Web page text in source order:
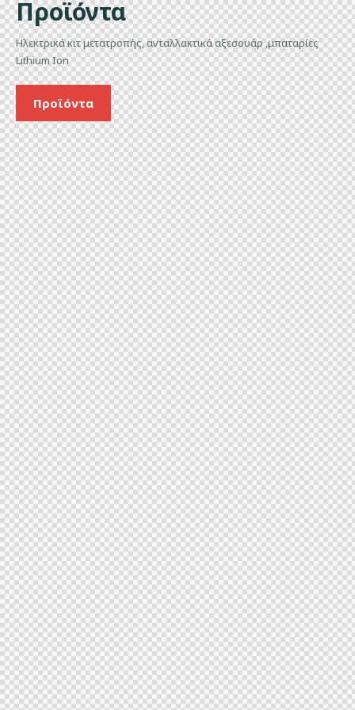
Προϊόντα
Ηλεκτρικά κιτ μετατροπής, ανταλλακτικά αξεσουάρ ,μπαταρίες
Lithium Ion
Προϊόντα